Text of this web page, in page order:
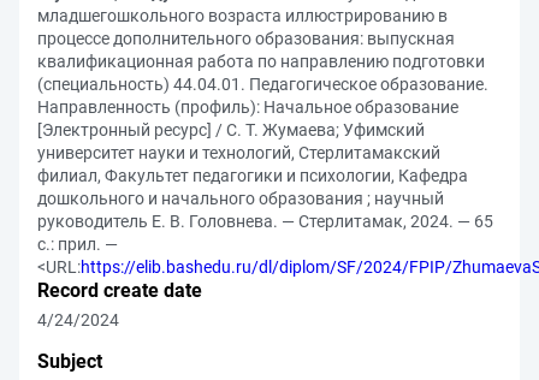
младшегошкольного возраста иллюстрированию в
процессе дополнительного образования: выпускная
квалификационная работа по направлению подготовки
(специальность) 44.04.01. Педагогическое образование.
Направленность (профиль): Начальное образование
[Электронный ресурс] / С. Т. Жумаева; Уфимский
университет науки и технологий, Стерлитамакский
филиал, Факультет педагогики и психологии, Кафедра
дошкольного и начального образования ; научный
руководитель Е. В. Головнева. — Стерлитамак, 2024. — 65
с.: прил. —
<URL:https://elib.bashedu.ru/dl/diplom/SF/2024/FPIP/
Record create date
4/24/2024
Subject